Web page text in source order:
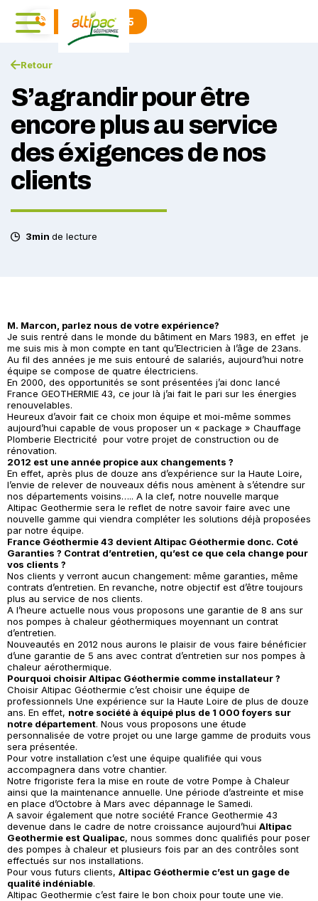
04 71 01 40 15
Retour
S’agrandir pour être
encore plus au service
des éxigences de nos
clients
3min de lecture
M. Marcon, parlez nous de votre expérience?
Je suis rentré dans le monde du bâtiment en Mars 1983, en effet je
me suis mis à mon compte en tant qu’Electricien à l’âge de 23ans.
Au fil des années je me suis entouré de salariés, aujourd’hui notre
équipe se compose de quatre électriciens.
En 2000, des opportunités se sont présentées j’ai donc lancé
France GEOTHERMIE 43, ce jour là j’ai fait le pari sur les énergies
renouvelables.
Heureux d’avoir fait ce choix mon équipe et moi-même sommes
aujourd’hui capable de vous proposer un « package » Chauffage
Plomberie Electricité pour votre projet de construction ou de
rénovation.
2012 est une année propice aux changements ?
En effet, après plus de douze ans d’expérience sur la Haute Loire,
l’envie de relever de nouveaux défis nous amènent à s’étendre sur
nos départements voisins….. A la clef, notre nouvelle marque
Altipac Geothermie sera le reflet de notre savoir faire avec une
nouvelle gamme qui viendra compléter les solutions déjà proposées
par notre équipe.
France Géothermie 43 devient Altipac Géothermie donc. Coté
Garanties ? Contrat d’entretien, qu’est ce que cela change pour
vos clients ?
Nos clients y verront aucun changement: même garanties, même
contrats d’entretien. En revanche, notre objectif est d’être toujours
plus au service de nos clients.
A l’heure actuelle nous vous proposons une garantie de 8 ans sur
nos pompes à chaleur géothermiques moyennant un contrat
d’entretien.
Nouveautés en 2012 nous aurons le plaisir de vous faire bénéficier
d’une garantie de 5 ans avec contrat d’entretien sur nos pompes à
chaleur aérothermique.
Pourquoi choisir Altipac Géothermie comme installateur ?
Choisir Altipac Géothermie c’est choisir une équipe de
professionnels Une expérience sur la Haute Loire de plus de douze
ans. En effet, notre société à équipé plus de 1 000 foyers sur
notre département. Nous vous proposons une étude
personnalisée de votre projet ou une large gamme de produits vous
sera présentée.
Pour votre installation c’est une équipe qualifiée qui vous
accompagnera dans votre chantier.
Notre frigoriste fera la mise en route de votre Pompe à Chaleur
ainsi que la maintenance annuelle. Une période d’astreinte et mise
en place d’Octobre à Mars avec dépannage le Samedi.
A savoir également que notre société France Geothermie 43
devenue dans le cadre de notre croissance aujourd’hui Altipac
Geothermie est Qualipac, nous sommes donc qualifiés pour poser
des pompes à chaleur et plusieurs fois par an des contrôles sont
effectués sur nos installations.
Pour vous futurs clients, Altipac Géothermie c’est un gage de
qualité indéniable.
Altipac Geothermie c’est faire le bon choix pour toute une vie.